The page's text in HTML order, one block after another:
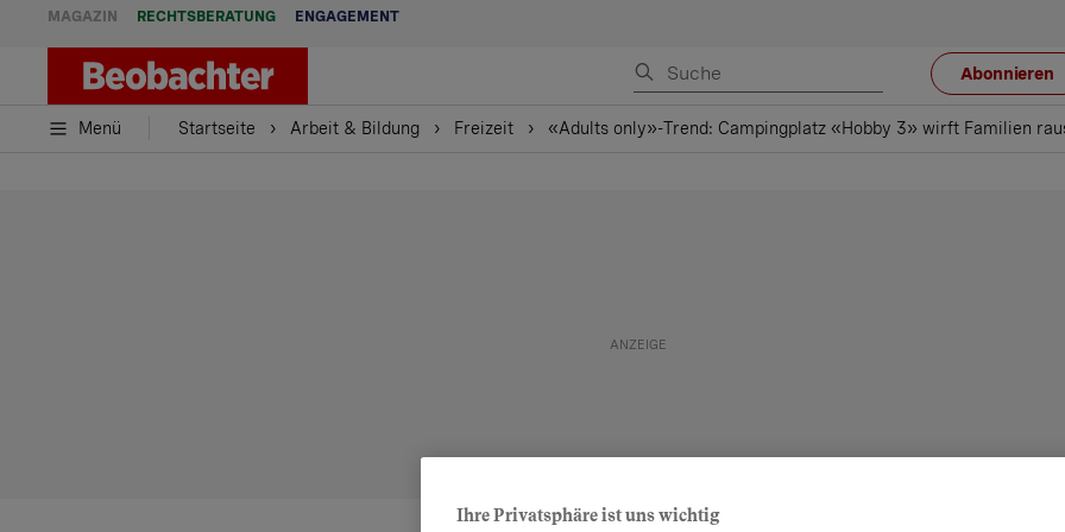
MAGAZIN RECHTSBERATUNG ENGAGEMENT
Abonnieren
Menü Startseite Arbeit & Bildung Freizeit «Adults only»-Trend: Campingplatz «Hobby 3» wirft Familien
Ihre Privatsphäre ist uns wichtig